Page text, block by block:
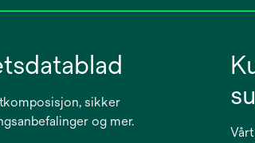
sikker
og mer.